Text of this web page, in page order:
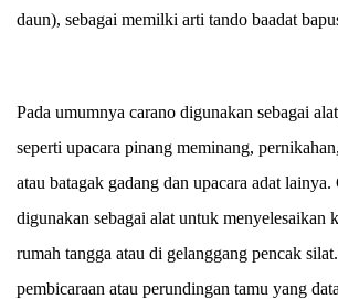
daun), sebagai memilki arti tando baadat
Pada umumnya carano digunakan sebagai
seperti upacara pinang meminang,
atau batagak gadang dan upacara adat lainya.
digunakan sebagai alat untuk menyelesaikan
rumah tangga atau di gelanggang pencak
pembicaraan atau perundingan tamu yang